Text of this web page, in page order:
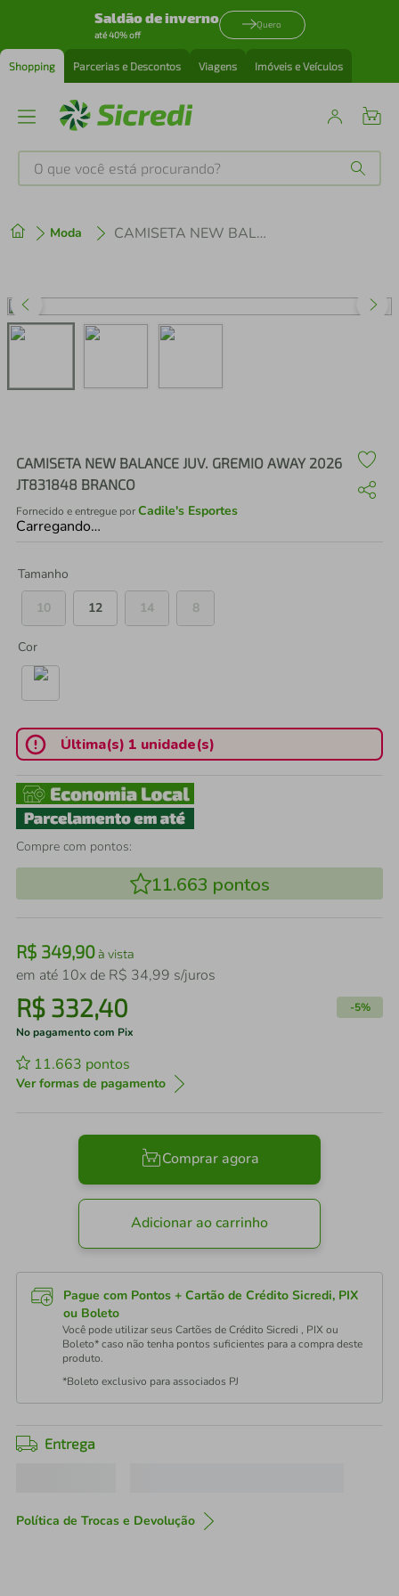
Saldão de inverno
até 40% off
Quero
Shopping Parcerias e Descontos Viagens Imóveis e Veículos
O que você está procurando?
Moda CAMISETA NEW BALANCE JUV. GREMIO AWAY 2026 JT831848 BRANCO
CAMISETA NEW BALANCE JUV. GREMIO AWAY 2026
JT831848 BRANCO
Fornecido e entregue porCadile's Esportes
Carregando…
Tamanho
10
12 14 8
Cor
Última(s) 1 unidade(s)
Compre com pontos:
11.663 pontos
R$ 349,90à vista
em até 10x de R$ 34,99 s/juros
R$ 332,40 -5%
No pagamento com Pix
11.663 pontos
Ver formas de pagamento
Comprar agora
Adicionar ao carrinho
Pague com Pontos + Cartão de Crédito Sicredi, PIX
ou Boleto
Você pode utilizar seus Cartões de Crédito Sicredi , PIX ou
Boleto* caso não tenha pontos suficientes para a compra deste
produto.
*Boleto exclusivo para associados PJ
Entrega
Política de Trocas e Devolução
2º cafeteira